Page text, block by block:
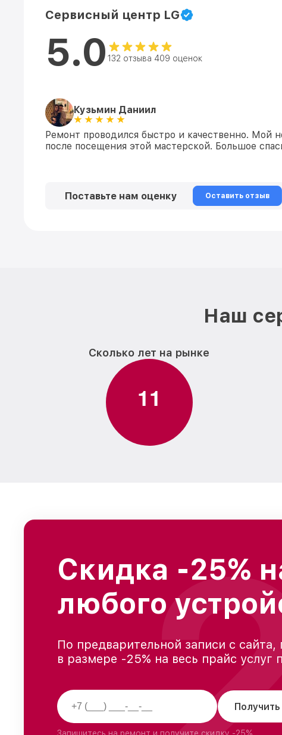
Сервисный центр LG
5.0 132 отзыва 409 оценок
Кузьмин Даниил
Ремонт проводился быстро и качественно. Мой
после посещения этой мастерской. Большое
Поставьте нам оценку Оставить отзыв
Наш
Сколько лет на рынке
11
Скидка -25%
любого
По предварительной записи с сайта,
в размере -25% на весь прайс услуг